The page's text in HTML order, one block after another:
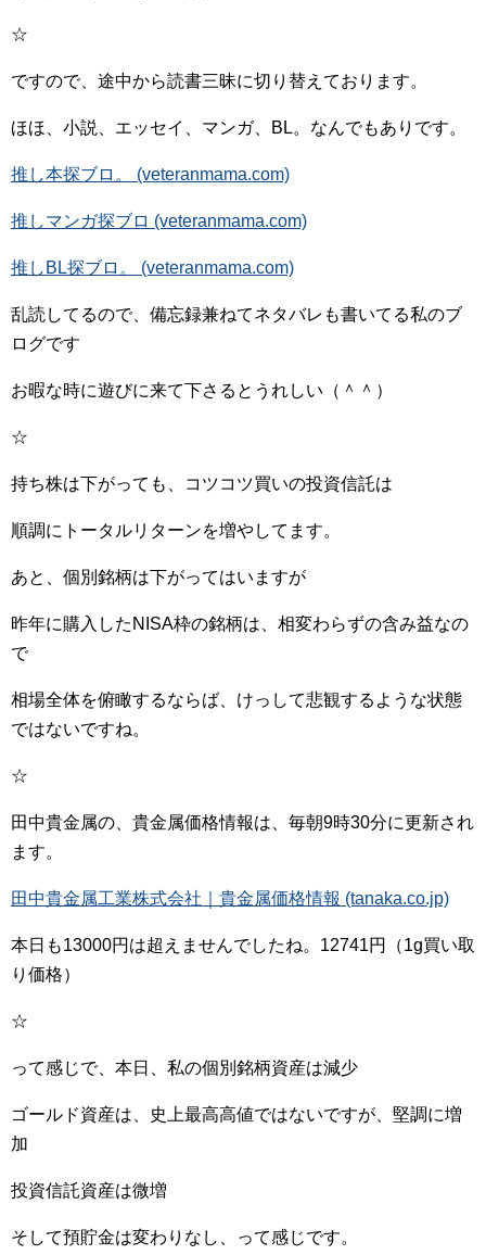
☆
ですので、途中から読書三昧に切り替えております。
ほほ、小説、エッセイ、マンガ、BL。なんでもありです。
推し本探ブロ。 (veteranmama.com)
推しマンガ探ブロ (veteranmama.com)
推しBL探ブロ。 (veteranmama.com)
乱読してるので、備忘録兼ねてネタバレも書いてる私のブ
ログです
お暇な時に遊びに来て下さるとうれしい（＾＾）
☆
持ち株は下がっても、コツコツ買いの投資信託は
順調にトータルリターンを増やしてます。
あと、個別銘柄は下がってはいますが
昨年に購入したNISA枠の銘柄は、相変わらずの含み益なの
で
相場全体を俯瞰するならば、けっして悲観するような状態
ではないですね。
☆
田中貴金属の、貴金属価格情報は、毎朝9時30分に更新され
ます。
田中貴金属工業株式会社｜貴金属価格情報 (tanaka.co.jp)
本日も13000円は超えませんでしたね。12741円（1g買い取
り価格）
☆
って感じで、本日、私の個別銘柄資産は減少
ゴールド資産は、史上最高高値ではないですが、堅調に増
加
投資信託資産は微増
そして預貯金は変わりなし、って感じです。